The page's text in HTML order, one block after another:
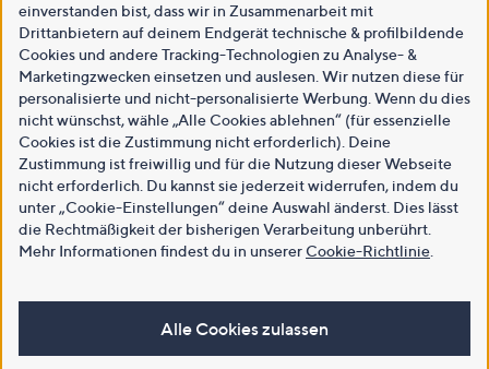
einverstanden bist, dass wir in Zusammenarbeit mit
Drittanbietern auf deinem Endgerät technische & profilbildende
Cookies und andere Tracking-Technologien zu Analyse- &
Marketingzwecken einsetzen und auslesen. Wir nutzen diese für
personalisierte und nicht-personalisierte Werbung. Wenn du dies
nicht wünschst, wähle „Alle Cookies ablehnen“ (für essenzielle
Cookies ist die Zustimmung nicht erforderlich). Deine
Zustimmung ist freiwillig und für die Nutzung dieser Webseite
nicht erforderlich. Du kannst sie jederzeit widerrufen, indem du
unter „Cookie-Einstellungen“ deine Auswahl änderst. Dies lässt
die Rechtmäßigkeit der bisherigen Verarbeitung unberührt.
Mehr Informationen findest du in unsererCookie-Richtlinie
Alle Cookies zulassen